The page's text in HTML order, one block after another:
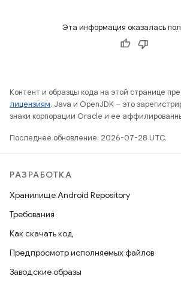
Эта информация оказалась
Контент и образцы кода на этой странице
лицензиям. Java и OpenJDK – это
знаки корпорации Oracle и ее
Последнее обновление: 2026-07-28 UTC.
РАЗРАБОТКА
Хранилище Android Repository
Требования
Как скачать код
Предпросмотр исполняемых файлов
Заводские образы